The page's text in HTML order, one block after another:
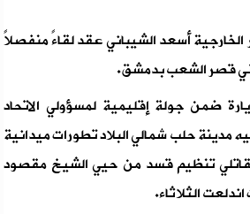
الخارجية أسعد الشيباني عقد لقاءً منفصلاً
في قصر الشعب بدمشق.
ضمن جولة إقليمية لمسؤولي الاتحاد
مدينة حلب شمالي البلاد تطورات ميدانية
تنظيم قسد من حيي الشيخ مقصود
الثلاثاء.